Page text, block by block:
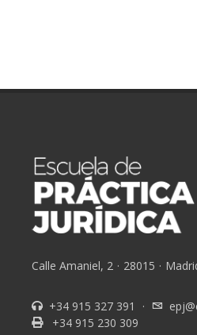
Calle Amaniel, 2 · 28015 ·
+34 915 327 391 ·
+34 915 230 309